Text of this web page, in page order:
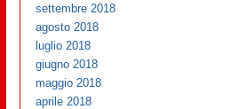
settembre 2018
agosto 2018
luglio 2018
giugno 2018
maggio 2018
aprile 2018